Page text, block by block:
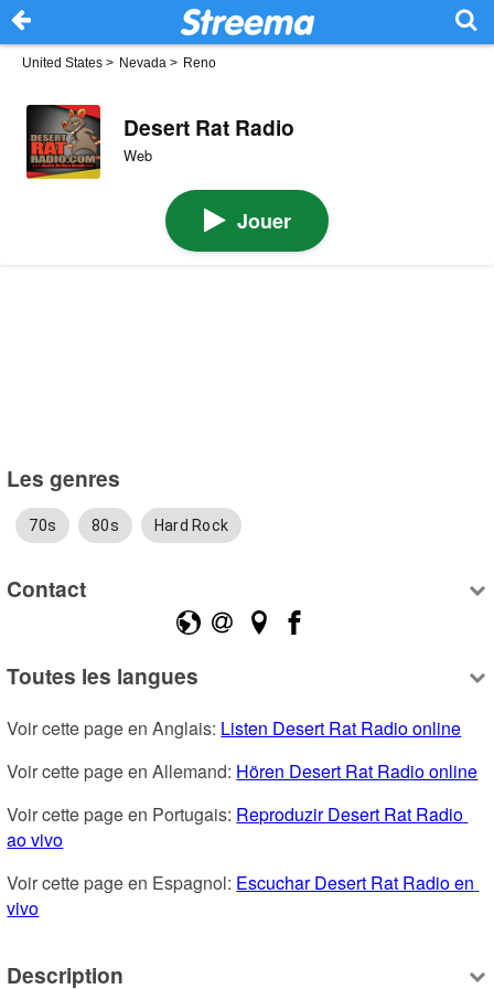
United States > Nevada > Reno
Desert Rat Radio
Web
Jouer
Les genres
70s 80s Hard Rock
Contact
Toutes les langues
Voir cette page en Anglais: Listen Desert Rat Radio online
Voir cette page en Allemand: Hören Desert Rat Radio online
Voir cette page en Portugais: Reproduzir Desert Rat Radio
ao vivo
Voir cette page en Espagnol: Escuchar Desert Rat Radio en
vivo
Description